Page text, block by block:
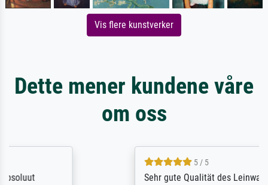
Vis flere kunstverker
Dette mener kundene våre
om oss
Sehr gute Qualität des Leinwanddrucks und